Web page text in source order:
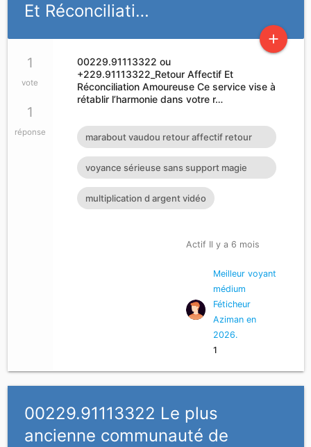
Et Réconciliati…
add
1
vote
1
réponse
00229.91113322 ou
+229.91113322_Retour Affectif Et
Réconciliation Amoureuse Ce service vise à
rétablir l’harmonie dans votre r…
marabout vaudou retour affectif retour
affectif sérieux retour d
voyance sérieuse sans support magie
blanche d'amour
multiplication d argent vidéo
Actif Il y a 6 mois
Meilleur voyant
médium
Féticheur
Aziman en
2026.
1
00229.91113322 Le plus
ancienne communauté de